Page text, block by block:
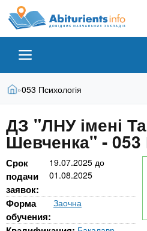
A
b
i
t
u
r
i
о
в
д
н
к
Н
а
в
ч
а
л
ЗВО
Коледжі
Курси
В
т
у
т
Головна
»053 Психологія
ДЗ "ЛНУ імені
Шевченка" - 053
Срок
подачи
заявок:
19.07.2025 до
01.08.2025
Форма
обучения:
Заочна